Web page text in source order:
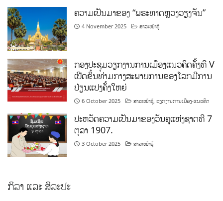
ຄວາມເປັນມາຂອງ “ພຣະທາດຫຼວງວຽງຈັນ”
4 November 2025 ສາລະໜ້າຮູ້
ກອງປະຊຸມວຽກງານການເມືອງແນວຄິດຄັ້ງທີ V
ເປີດຂຶ້ນທ່າມກາງສະພາບການຂອງໂລກມີການ
ປ່ຽນແປງຄັ້ງໃຫຍ່
6 October 2025 ສາລະໜ້າຮູ້,ວຽກງານການເມືອງ-ແນວຄິດ
ປະຫວັດຄວາມເປັນມາຂອງວັນຄູແຫ່ງຊາດທີ 7
ຕຸລາ 1907.
3 October 2025 ສາລະໜ້າຮູ້
ກິລາ ແລະ ສິລະປະ